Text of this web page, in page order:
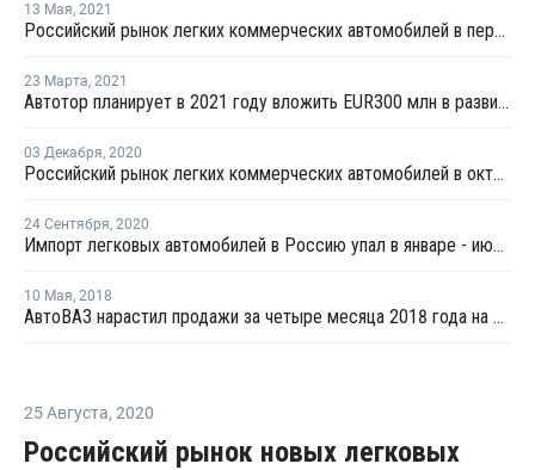
13 Мая, 2021
Российский рынок легких коммерческих автомобилей в первом квартале остался на шестом месте в Европе
23 Марта, 2021
Автотор планирует в 2021 году вложить EUR300 млн в развитие производства
03 Декабря, 2020
Российский рынок легких коммерческих автомобилей в октябре занял шестое место в Европе
24 Сентября, 2020
Импорт легковых автомобилей в Россию упал в январе - июле более чем на треть
10 Мая, 2018
АвтоВАЗ нарастил продажи за четыре месяца 2018 года на четверть
25 Августа, 2020
Российский рынок новых легковых